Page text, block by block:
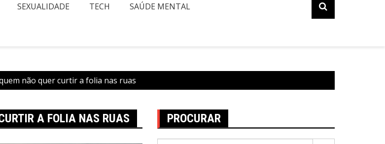
SEXUALIDADE TECH SAÚDE MENTAL
não quer curtir a folia nas ruas
A FOLIA NAS RUAS PROCURAR